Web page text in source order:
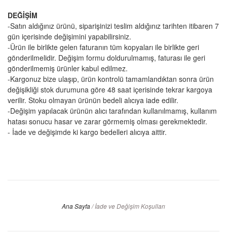
DEĞİŞİM
-Satın aldığınız ürünü, siparişinizi teslim aldığınız tarihten itibaren 7
gün içerisinde değişimini yapabilirsiniz.
-Ürün ile birlikte gelen faturanın tüm kopyaları ile birlikte geri
gönderilmelidir. Değişim formu doldurulmamış, faturası ile geri
gönderilmemiş ürünler kabul edilmez.
-Kargonuz bize ulaşıp, ürün kontrolü tamamlandıktan sonra ürün
değişikliği stok durumuna göre 48 saat içerisinde tekrar kargoya
verilir. Stoku olmayan ürünün bedeli alıcıya iade edilir.
-Değişim yapılacak ürünün alıcı tarafından kullanılmamış, kullanım
hatası sonucu hasar ve zarar görmemiş olması gerekmektedir.
- İade ve değişimde ki kargo bedelleri alıcıya aittir.
Ana Sayfa/ İade ve Değişim Koşulları